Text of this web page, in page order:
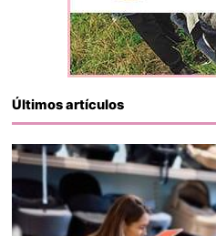
Últimos artículos